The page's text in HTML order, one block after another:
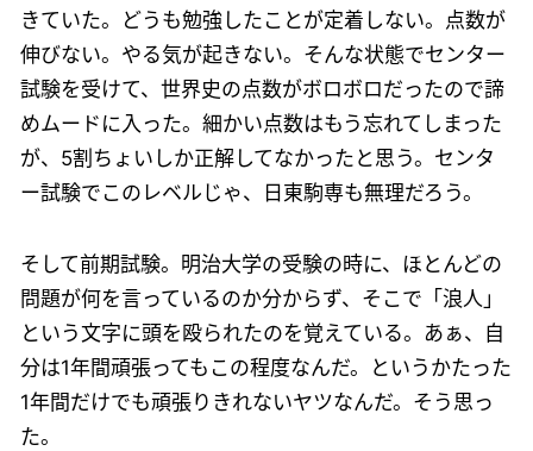
きていた。どうも勉強したことが定着しない。点数が
伸びない。やる気が起きない。そんな状態でセンター
試験を受けて、世界史の点数がボロボロだったので諦
めムードに入った。細かい点数はもう忘れてしまった
が、5割ちょいしか正解してなかったと思う。センタ
ー試験でこのレベルじゃ、日東駒専も無理だろう。
そして前期試験。明治大学の受験の時に、ほとんどの
問題が何を言っているのか分からず、そこで「浪人」
という文字に頭を殴られたのを覚えている。あぁ、自
分は1年間頑張ってもこの程度なんだ。というかたった
1年間だけでも頑張りきれないヤツなんだ。そう思っ
た。